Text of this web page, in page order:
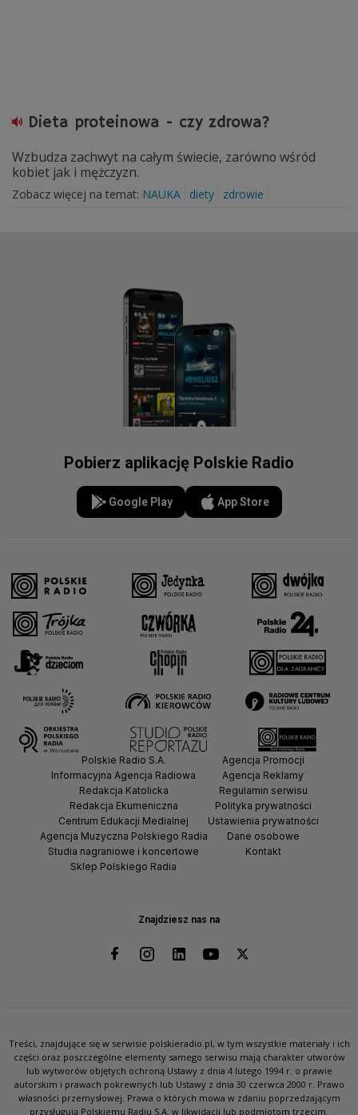
Dieta proteinowa - czy zdrowa?
Wzbudza zachwyt na całym świecie, zarówno wśród
kobiet jak i mężczyzn.
Zobacz więcej na temat: NAUKA diety zdrowie
Pobierz aplikację Polskie Radio
Google Play App Store
Znajdziesz nas na
Polskie Radio S.A.
Informacyjna Agencja Radiowa
Redakcja Katolicka
Redakcja Ekumeniczna
Centrum Edukacji Medialnej
Agencja Muzyczna Polskiego Radia
Studia nagraniowe i koncertowe
Sklep Polskiego Radia
Agencja Promocji
Agencja Reklamy
Regulamin serwisu
Polityka prywatności
Ustawienia prywatności
Dane osobowe
Kontakt
Treści, znajdujące się w serwisie polskieradio.pl, w tym wszystkie materiały i ich
części oraz poszczególne elementy samego serwisu mają charakter utworów
lub wytworów objętych ochroną Ustawy z dnia 4 lutego 1994 r. o prawie
autorskim i prawach pokrewnych lub Ustawy z dnia 30 czerwca 2000 r. Prawo
własności przemysłowej. Prawa o których mowa w zdaniu poprzedzającym
przysługują Polskiemu Radiu S.A. w likwidacji lub podmiotom trzecim.